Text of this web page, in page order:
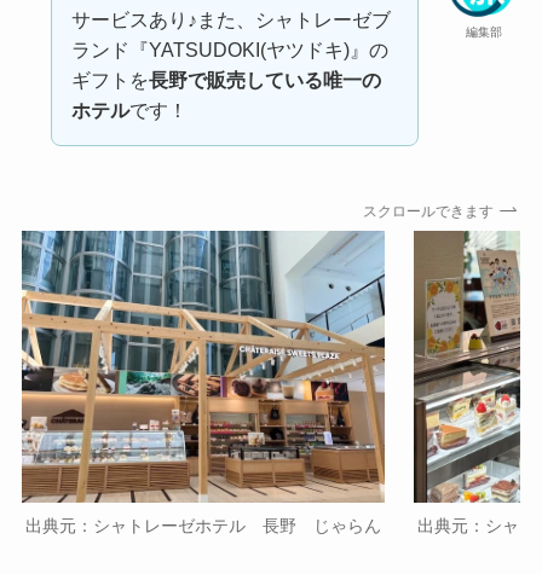
編集部
サービスあり♪また、シャトレーゼブ
ランド『YATSUDOKI(ヤツドキ)』の
ギフトを長野で販売している唯一の
ホテルです！
スクロールできます
出典元：シャトレーゼホテル 長野 じゃらん 出典元：シャ